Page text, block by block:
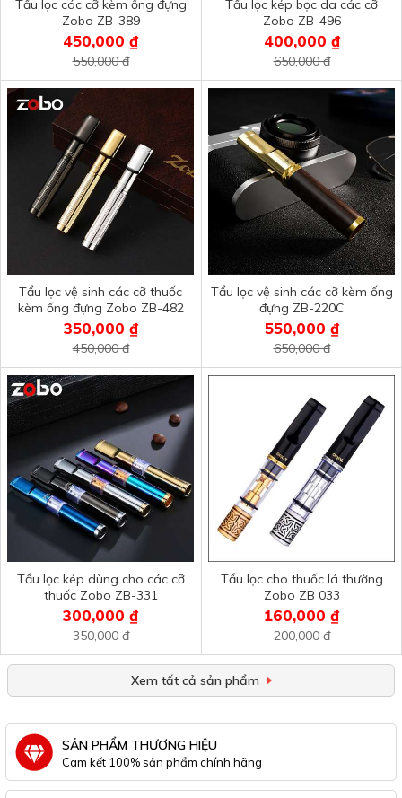
Tẩu lọc các cỡ kèm ống đựng
Zobo ZB-389
450,000 ₫
550,000 đ
Tẩu lọc kép bọc da các cỡ
Zobo ZB-496
400,000 ₫
650,000 đ
Tẩu lọc vệ sinh các cỡ thuốc
kèm ống đựng Zobo ZB-482
350,000 ₫
450,000 đ
Tẩu lọc vệ sinh các cỡ kèm ống
đựng ZB-220C
550,000 ₫
650,000 đ
Tẩu lọc kép dùng cho các cỡ
thuốc Zobo ZB-331
300,000 ₫
350,000 đ
Tẩu lọc cho thuốc lá thường
Zobo ZB 033
160,000 ₫
200,000 đ
Xem tất cả sản phẩm
SẢN PHẨM THƯƠNG HIỆU
Cam kết 100% sản phẩm chính hãng